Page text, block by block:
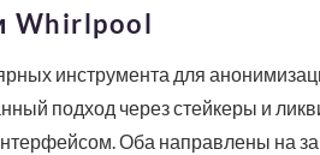
Whirlpool
инструмента для
подход через стейкеры и
Оба направлены на